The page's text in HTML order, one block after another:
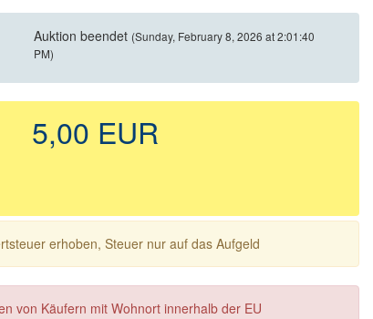
Auktion beendet (Sunday, February 8, 2026 at 2:01:40
PM)
5,00 EUR
erhoben, Steuer nur auf das Aufgeld
von Käufern mit Wohnort innerhalb der EU